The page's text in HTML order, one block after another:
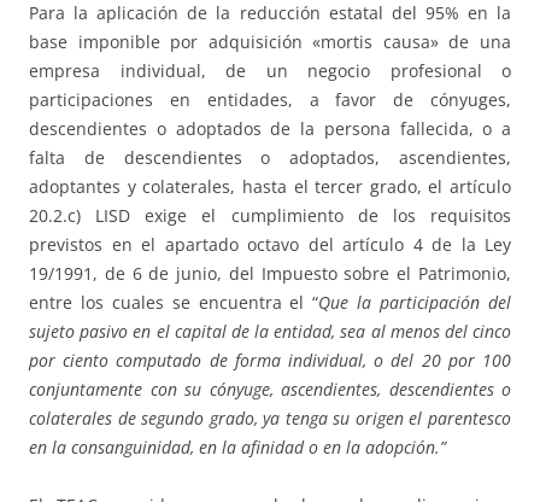
Para la aplicación de la reducción estatal del 95% en la
base imponible por adquisición «mortis causa» de una
empresa individual, de un negocio profesional o
participaciones en entidades, a favor de cónyuges,
descendientes o adoptados de la persona fallecida, o a
falta de descendientes o adoptados, ascendientes,
adoptantes y colaterales, hasta el tercer grado, el artículo
20.2.c) LISD exige el cumplimiento de los requisitos
previstos en el apartado octavo del artículo 4 de la Ley
19/1991, de 6 de junio, del Impuesto sobre el Patrimonio,
entre los cuales se encuentra el “Que la participación del
sujeto pasivo en el capital de la entidad, sea al menos del cinco
por ciento computado de forma individual, o del 20 por 100
conjuntamente con su cónyuge, ascendientes, descendientes o
colaterales de segundo grado, ya tenga su origen el parentesco
en la consanguinidad, en la afinidad o en la adopción.”